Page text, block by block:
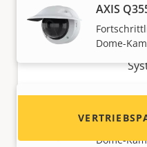
AXIS
Dome-
Dome-
Möchten Sie ein
finden Sie
Distributoren